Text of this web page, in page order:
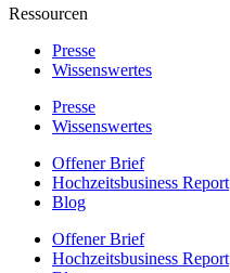
Ressourcen
Presse
Wissenswertes
Presse
Wissenswertes
Offener Brief
Hochzeitsbusiness Report
Blog
Offener Brief
Hochzeitsbusiness Report